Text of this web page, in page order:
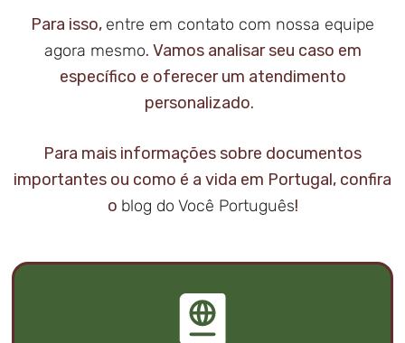
Para isso, entre em contato com nossa equipe
agora mesmo. Vamos analisar seu caso em
específico e oferecer um atendimento
personalizado.
Para mais informações sobre documentos
importantes ou como é a vida em Portugal, confira
o blog do Você Português!